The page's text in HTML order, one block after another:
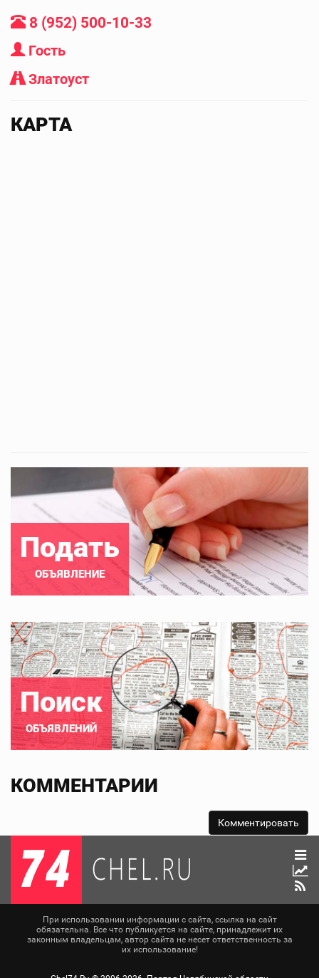
8 (952) 500-10-33
Гость
Златоуст
КАРТА
Подать
ОБЪЯВЛЕНИЕ
Поиск
ОБЪЯВЛЕНИЙ
КОММЕНТАРИИ
При использовании информации с сайта, ссылка на сайт
обязательна. Все что публикуется на сайте, принадлежит их
законным владельцам, автор сайта не несет ответственность за
их использование!